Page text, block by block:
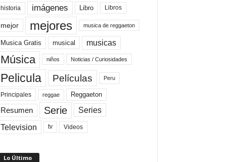
historia imágenes Libro Libros
mejor mejores musica de reggaeton
Musica Gratis musical musicas
Música niños Noticias / Curiosidades
Pelicula Películas Peru
Principales reggae Reggaeton
Resumen Serie Series
Television tv Videos
Lo Último